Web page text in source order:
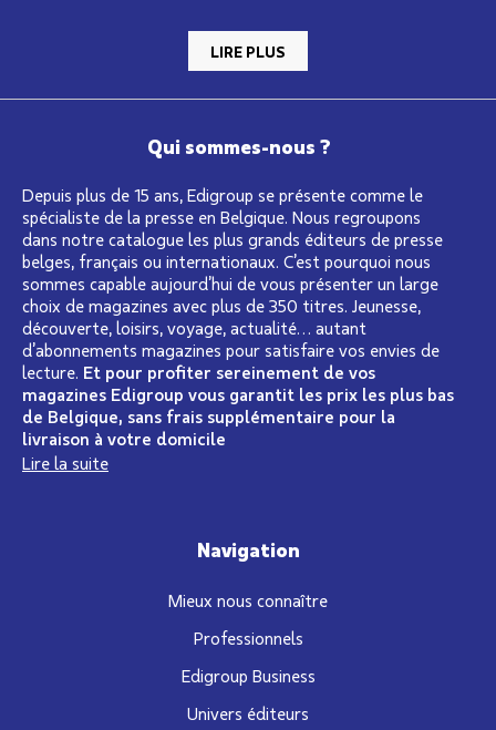
LIRE PLUS
Qui sommes-nous ?
Depuis plus de 15 ans, Edigroup se présente comme le
spécialiste de la presse en Belgique. Nous regroupons
dans notre catalogue les plus grands éditeurs de presse
belges, français ou internationaux. C’est pourquoi nous
sommes capable aujourd’hui de vous présenter un large
choix de magazines avec plus de 350 titres. Jeunesse,
découverte, loisirs, voyage, actualité… autant
d’abonnements magazines pour satisfaire vos envies de
lecture. Et pour profiter sereinement de vos
magazines Edigroup vous garantit les prix les plus bas
de Belgique, sans frais supplémentaire pour la
livraison à votre domicile
Lire la suite
Navigation
Mieux nous connaître
Professionnels
Edigroup Business
Univers éditeurs